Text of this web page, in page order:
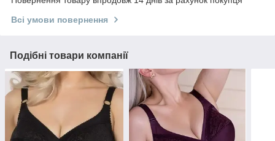
Всі умови повернення
Подібні товари компанії